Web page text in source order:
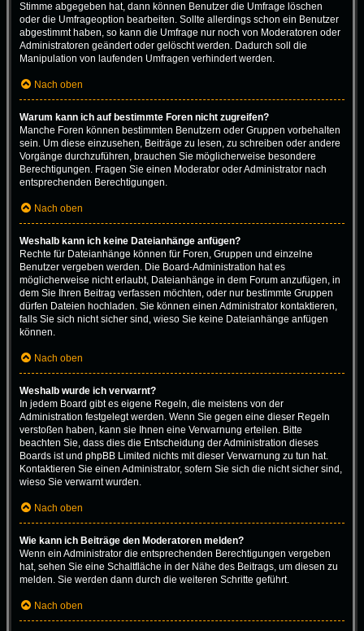
Stimme abgegeben hat, dann können Benutzer die Umfrage löschen
oder die Umfrageoption bearbeiten. Sollte allerdings schon ein Benutzer
abgestimmt haben, so kann die Umfrage nur noch von Moderatoren oder
Administratoren geändert oder gelöscht werden. Dadurch soll die
Manipulation von laufenden Umfragen verhindert werden.
Nach oben
Warum kann ich auf bestimmte Foren nicht zugreifen?
Manche Foren können bestimmten Benutzern oder Gruppen vorbehalten
sein. Um diese einzusehen, Beiträge zu lesen, zu schreiben oder andere
Vorgänge durchzuführen, brauchen Sie möglicherweise besondere
Berechtigungen. Fragen Sie einen Moderator oder Administrator nach
entsprechenden Berechtigungen.
Nach oben
Weshalb kann ich keine Dateianhänge anfügen?
Rechte für Dateianhänge können für Foren, Gruppen und einzelne
Benutzer vergeben werden. Die Board-Administration hat es
möglicherweise nicht erlaubt, Dateianhänge in dem Forum anzufügen, in
dem Sie Ihren Beitrag verfassen möchten, oder nur bestimmte Gruppen
dürfen Dateien hochladen. Sie können einen Administrator kontaktieren,
falls Sie sich nicht sicher sind, wieso Sie keine Dateianhänge anfügen
können.
Nach oben
Weshalb wurde ich verwarnt?
In jedem Board gibt es eigene Regeln, die meistens von der
Administration festgelegt werden. Wenn Sie gegen eine dieser Regeln
verstoßen haben, kann sie Ihnen eine Verwarnung erteilen. Bitte
beachten Sie, dass dies die Entscheidung der Administration dieses
Boards ist und phpBB Limited nichts mit dieser Verwarnung zu tun hat.
Kontaktieren Sie einen Administrator, sofern Sie sich die nicht sicher sind,
wieso Sie verwarnt wurden.
Nach oben
Wie kann ich Beiträge den Moderatoren melden?
Wenn ein Administrator die entsprechenden Berechtigungen vergeben
hat, sehen Sie eine Schaltfläche in der Nähe des Beitrags, um diesen zu
melden. Sie werden dann durch die weiteren Schritte geführt.
Nach oben